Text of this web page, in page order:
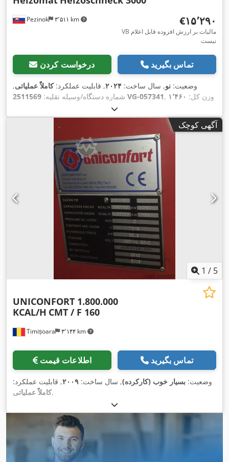
Pezinok ۳٬۵۱۱ km ‎€۱۵٬۲۹۰
VB مالیات بر ارزش افزوده قابل اعلام
نیست
درخواست کردن تماس بگیرید
وضعیت: نو, سال ساخت: ۲۰۲۴, قابلیت عملکرد:کاملاً عملیاتی,
شماره دستگاه/وسیله نقلیه: 2511569 VG-057341 , وزن کل: ۱٬۴۶۰
کیلوگرم
آگهی کوچک
1 / 5
Timișoara ۳٬۱۴۴ km
UNICONFORT 1.800.000
KCAL/H CMT / F 160
اطلاعات قیمت تماس بگیرید
وضعیت: بسیار خوب (کارکرده), سال ساخت: ۲۰۰۹, قابلیت عملکرد:
کاملاً عملیاتی,